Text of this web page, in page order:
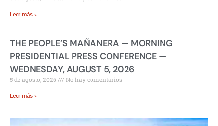
Leer más »
THE PEOPLE’S MAÑANERA — MORNING
PRESIDENTIAL PRESS CONFERENCE —
WEDNESDAY, AUGUST 5, 2026
5 de agosto, 2026 No hay comentarios
Leer más »